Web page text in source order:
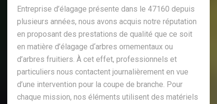
Entreprise d’élagage présente dans le 47160 depuis
plusieurs années, nous avons acquis notre réputation
en proposant des prestations de qualité que ce soit
en matière d’élagage d‘arbres ornementaux ou
d’arbres fruitiers. À cet effet, professionnels et
particuliers nous contactent journalièrement en vue
d’une intervention pour la coupe de branche. Pour
chaque mission, nos éléments utilisent des matériels